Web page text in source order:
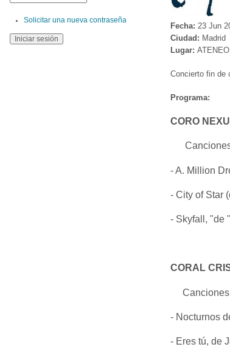
Fecha: 23 Jun
Ciudad: Madrid
Lugar: ATENEO
Concierto fin de
Programa:
CORO
Canciones
- A. Million
- City of Star
- Skyfall, "de
CORAL
- Nocturnos
- Eres tú, de
Solicitar una nueva contraseña